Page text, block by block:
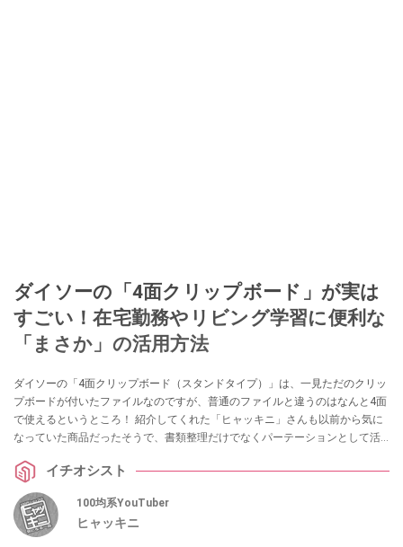
ダイソーの「4面クリップボード」が実は
すごい！在宅勤務やリビング学習に便利な
「まさか」の活用方法
ダイソーの「4面クリップボード（スタンドタイプ）」は、一見ただのクリッ
プボードが付いたファイルなのですが、普通のファイルと違うのはなんと4面
で使えるというところ！ 紹介してくれた「ヒャッキニ」さんも以前から気に
なっていた商品だったそうで、書類整理だけでなくパーテーションとして活
ない方は必見のアイテムですので、ぜひ参考にしてみてくださいね。
イチオシスト
100均系YouTuber
ヒャッキニ